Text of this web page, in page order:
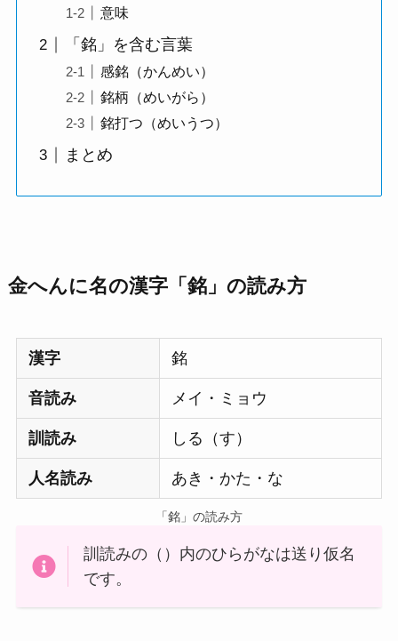
意味
「銘」を含む言葉
感銘（かんめい）
銘柄（めいがら）
銘打つ（めいうつ）
まとめ
金へんに名の漢字「銘」の読み方
漢字 銘
音読み メイ・ミョウ
訓読み しる（す）
人名読み あき・かた・な
「銘」の読み方
訓読みの（）内のひらがなは送り仮名
です。